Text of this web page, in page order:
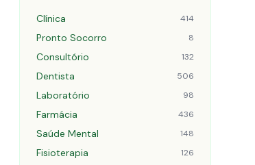
Clínica 414
Pronto Socorro 8
Consultório 132
Dentista 506
Laboratório 98
Farmácia 436
Saúde Mental 148
Fisioterapia 126